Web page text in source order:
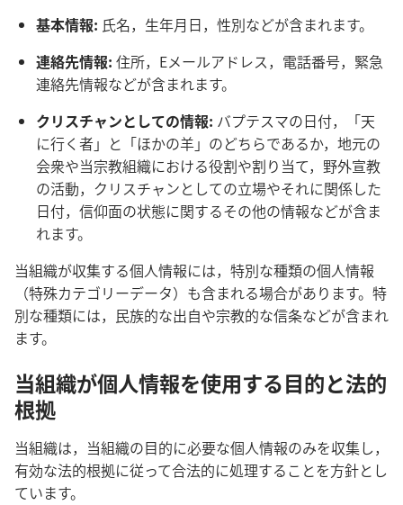
基本情報: 氏名，生年月日，性別などが含まれます。
連絡先情報: 住所，Eメールアドレス，電話番号，緊急
連絡先情報などが含まれます。
クリスチャンとしての情報: バプテスマの日付，「天
に行く者」と「ほかの羊」のどちらであるか，地元の
会衆や当宗教組織における役割や割り当て，野外宣教
の活動，クリスチャンとしての立場やそれに関係した
日付，信仰面の状態に関するその他の情報などが含ま
れます。
当組織が収集する個人情報には，特別な種類の個人情報
（特殊カテゴリーデータ）も含まれる場合があります。特
別な種類には，民族的な出自や宗教的な信条などが含まれ
ます。
当組織が個人情報を使用する目的と法的
根拠
当組織は，当組織の目的に必要な個人情報のみを収集し，
有効な法的根拠に従って合法的に処理することを方針とし
ています。